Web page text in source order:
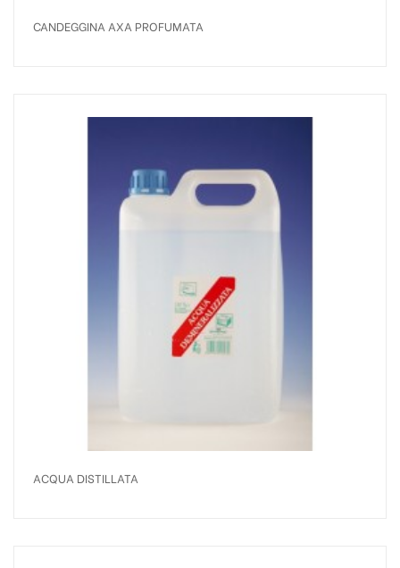
CANDEGGINA AXA PROFUMATA
ACQUA DISTILLATA